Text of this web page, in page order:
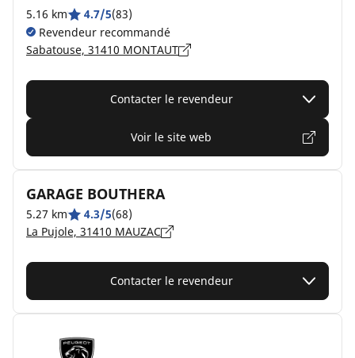
5.16 km 4.7/5(83)
Revendeur recommandé
Sabatouse, 31410 MONTAUT
Contacter le revendeur
Voir le site web
GARAGE BOUTHERA
5.27 km 4.3/5(68)
La Pujole, 31410 MAUZAC
Contacter le revendeur